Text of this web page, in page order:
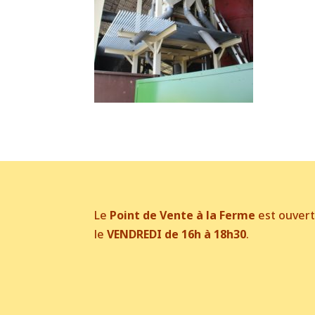
Le Point de Vente à la Ferme est ouvert
leVENDREDI de 16h à 18h30.